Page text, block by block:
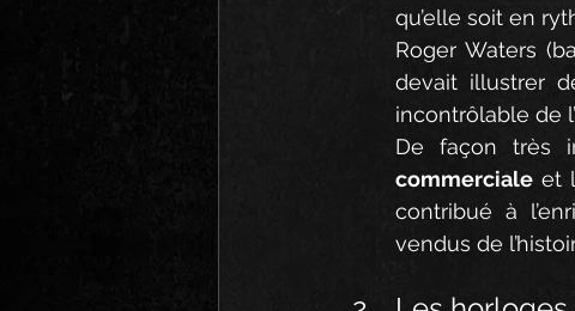
qu’elle soit en
Roger Waters
devait illustrer
incontrôlable de
De façon très
commerciale et
contribué à
vendus de